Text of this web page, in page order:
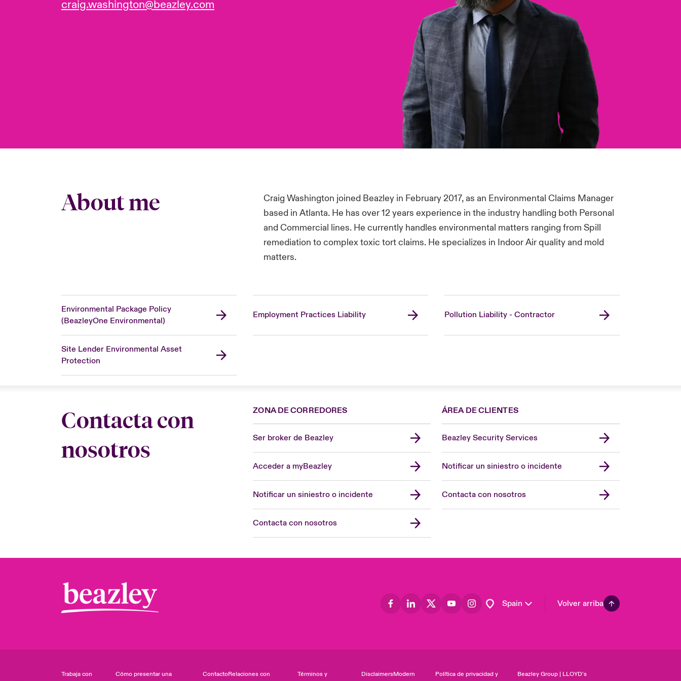
craig.washington@beazley.com
About me
Craig Washington joined Beazley in February 2017, as an Environmental Claims Manager
based in Atlanta. He has over 12 years experience in the industry handling both Personal
and Commercial lines. He currently handles environmental matters ranging from Spill
remediation to complex toxic tort claims. He specializes in Indoor Air quality and mold
matters.
Environmental Package Policy
(BeazleyOne Environmental)
Employment Practices Liability Pollution Liability - Contractor
Site Lender Environmental Asset
Protection
Contacta con
nosotros
ZONA DE CORREDORES
Ser broker de Beazley
Acceder a myBeazley
Notificar un siniestro o incidente
Contacta con nosotros
ÁREA DE CLIENTES
Beazley Security Services
Notificar un siniestro o incidente
Contacta con nosotros
Spain
United Kingdom
Asia Pacific
Volver arriba
Trabaja con Cómo presentar una ContactoRelaciones con Términos y DisclaimersModern Política de privacidad y Beazley Group | LLOYD’s